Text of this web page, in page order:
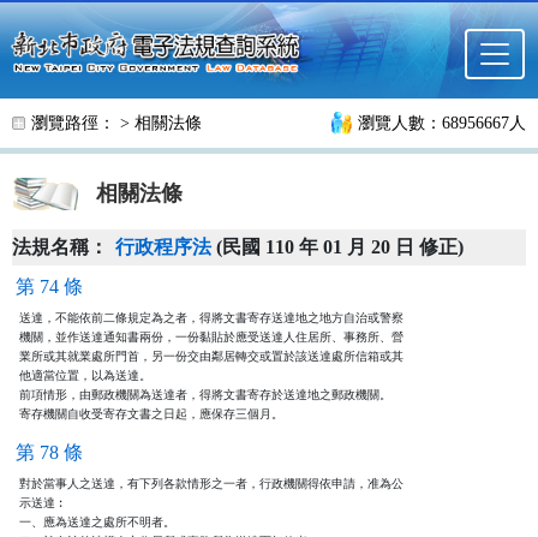
跳至主要內容
瀏覽路徑： > 相關法條 瀏覽人數：68956667人
相關法條
法規名稱： 行政程序法(民國 110 年 01 月 20 日 修正)
第 74 條
送達，不能依前二條規定為之者，得將文書寄存送達地之地方自治或警察
機關，並作送達通知書兩份，一份黏貼於應受送達人住居所、事務所、營
業所或其就業處所門首，另一份交由鄰居轉交或置於該送達處所信箱或其
他適當位置，以為送達。
前項情形，由郵政機關為送達者，得將文書寄存於送達地之郵政機關。
寄存機關自收受寄存文書之日起，應保存三個月。
第 78 條
對於當事人之送達，有下列各款情形之一者，行政機關得依申請，准為公
示送達︰
一、應為送達之處所不明者。